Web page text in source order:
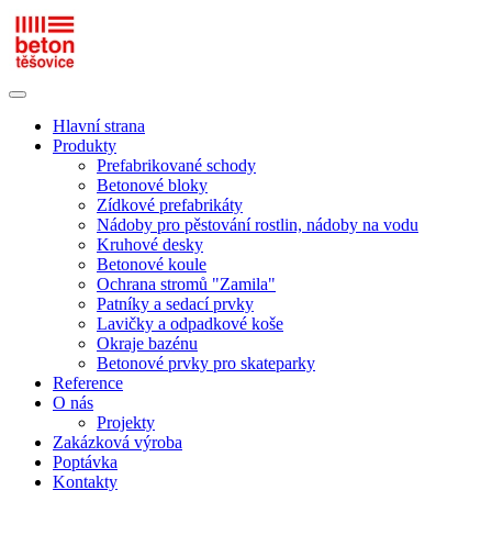
Hlavní strana
Produkty
Prefabrikované schody
Betonové bloky
Zídkové prefabrikáty
Nádoby pro pěstování rostlin, nádoby na vodu
Kruhové desky
Betonové koule
Ochrana stromů "Zamila"
Patníky a sedací prvky
Lavičky a odpadkové koše
Okraje bazénu
Betonové prvky pro skateparky
Reference
O nás
Projekty
Zakázková výroba
Poptávka
Kontakty